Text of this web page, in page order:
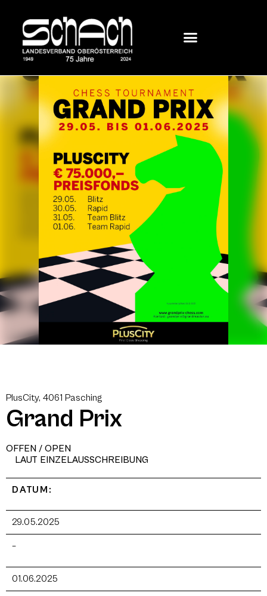
PlusCity, 4061 Pasching
Grand Prix
OFFEN / OPEN
LAUT EINZELAUSSCHREIBUNG
DATUM:
29.05.2025
–
01.06.2025